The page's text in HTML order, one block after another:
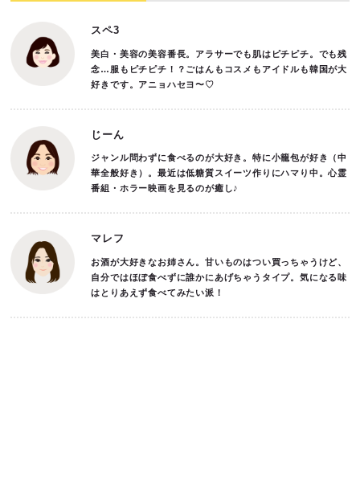
スペ3
美白・美容の美容番長。アラサーでも肌はピチピチ。でも残
念…服もピチピチ！？ごはんもコスメもアイドルも韓国が大
好きです。アニョハセヨ〜♡
じーん
ジャンル問わずに食べるのが大好き。特に小籠包が好き（中
華全般好き）。最近は低糖質スイーツ作りにハマり中。心霊
番組・ホラー映画を見るのが癒し♪
マレフ
お酒が大好きなお姉さん。甘いものはつい買っちゃうけど、
自分ではほぼ食べずに誰かにあげちゃうタイプ。気になる味
はとりあえず食べてみたい派！